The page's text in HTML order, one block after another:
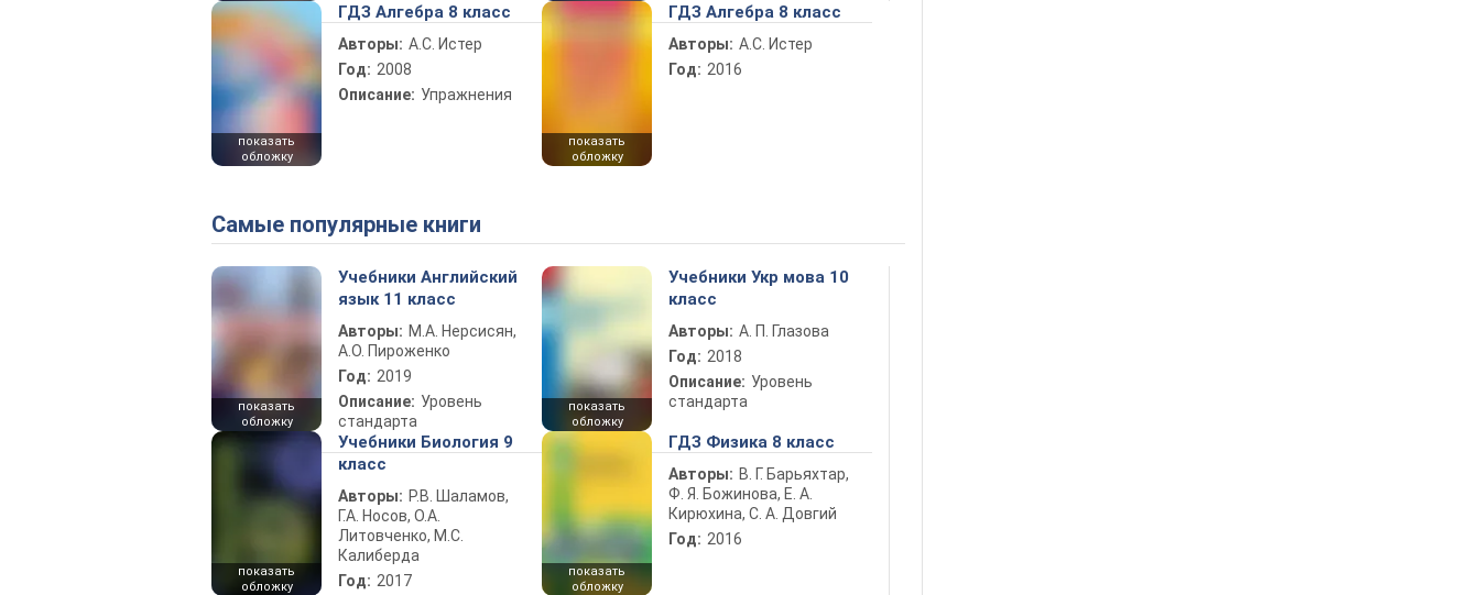
показать
обложку
ГДЗ Алгебра 8 класс
Авторы: А.С. Истер
Год: 2008
Описание: Упражнения
показать
обложку
ГДЗ Алгебра 8 класс
Авторы: А.С. Истер
Год: 2016
Самые популярные книги
показать
обложку
Учебники Английский
язык 11 класс
Авторы: М.А. Нерсисян,
А.О. Пироженко
Год: 2019
Описание: Уровень
стандарта
показать
обложку
Учебники Укр мова 10
класс
Авторы: А. П. Глазова
Год: 2018
Описание: Уровень
стандарта
показать
обложку
Учебники Биология 9
класс
Авторы: Р.В. Шаламов,
Г.А. Носов, О.А.
Литовченко, М.С.
Калиберда
Год: 2017
показать
обложку
ГДЗ Физика 8 класс
Авторы: В. Г. Барьяхтар,
Ф. Я. Божинова, Е. А.
Кирюхина, С. А. Довгий
Год: 2016